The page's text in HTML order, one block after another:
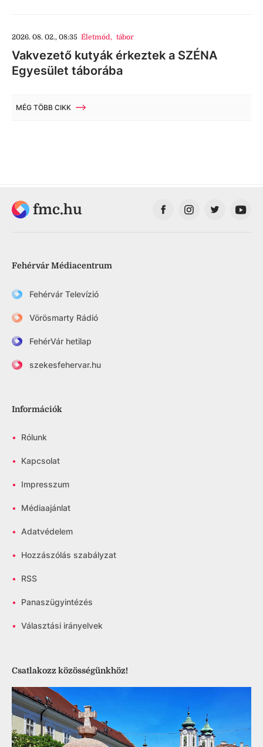
2026. 08. 02., 08:35 Életmód, tábor
Vakvezető kutyák érkeztek a SZÉNA
Egyesület táborába
MÉG TÖBB CIKK
fmc.hu
Fehérvár Médiacentrum
Fehérvár Televízió
Vörösmarty Rádió
FehérVár hetilap
szekesfehervar.hu
Információk
• Rólunk
• Kapcsolat
• Impresszum
• Médiaajánlat
• Adatvédelem
• Hozzászólás szabályzat
• RSS
• Panaszügyintézés
• Választási irányelvek
Csatlakozz közösségünkhöz!